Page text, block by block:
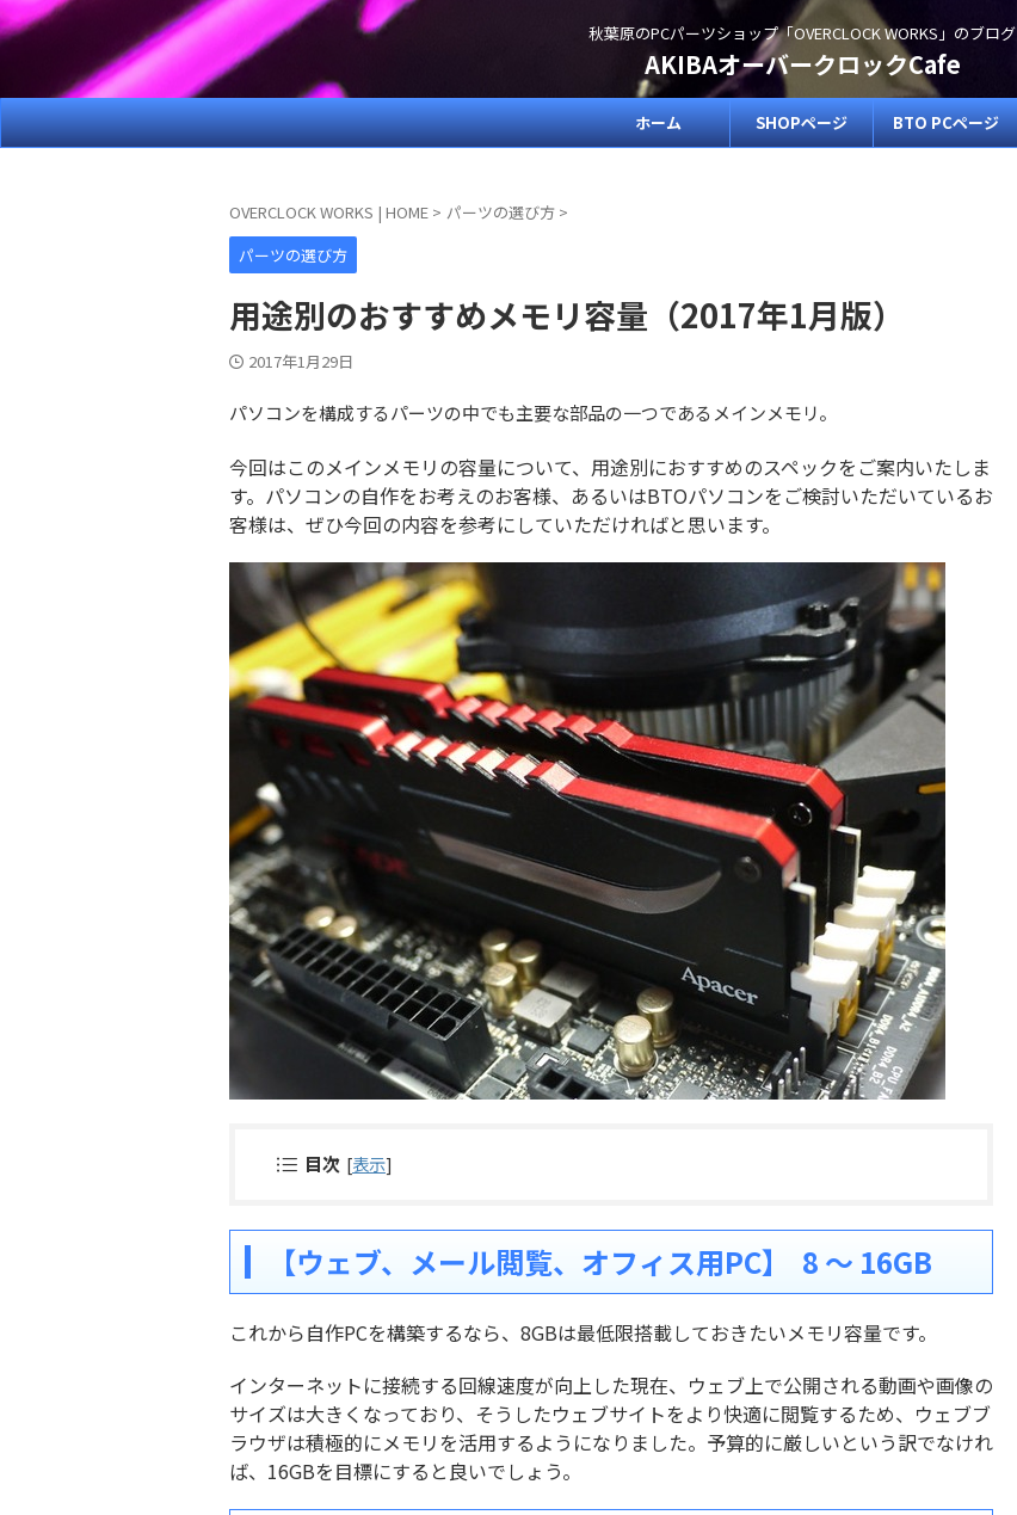
秋葉原のPCパーツショップ「OVERCLOCK WORKS」のブログ
AKIBAオーバークロックCafe
ホーム SHOPページ BTO PCページ
OVERCLOCK WORKS | HOME > パーツの選び方 >
パーツの選び方
用途別のおすすめメモリ容量（2017年1月版）
2017年1月29日
パソコンを構成するパーツの中でも主要な部品の一つであるメインメモリ。
今回はこのメインメモリの容量について、用途別におすすめのスペックをご案内いたしま
す。パソコンの自作をお考えのお客様、あるいはBTOパソコンをご検討いただいているお
客様は、ぜひ今回の内容を参考にしていただければと思います。
目次 [表示]
【ウェブ、メール閲覧、オフィス用PC】 8 ～ 16GB
これから自作PCを構築するなら、8GBは最低限搭載しておきたいメモリ容量です。
インターネットに接続する回線速度が向上した現在、ウェブ上で公開される動画や画像の
サイズは大きくなっており、そうしたウェブサイトをより快適に閲覧するため、ウェブブ
ラウザは積極的にメモリを活用するようになりました。予算的に厳しいという訳でなけれ
ば、16GBを目標にすると良いでしょう。